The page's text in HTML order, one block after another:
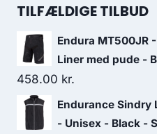
was:
TILFÆLDIGE TILBUD
Endura MT500JR
Liner med pude -
458.00 kr.
Endurance
- Unisex - Black -